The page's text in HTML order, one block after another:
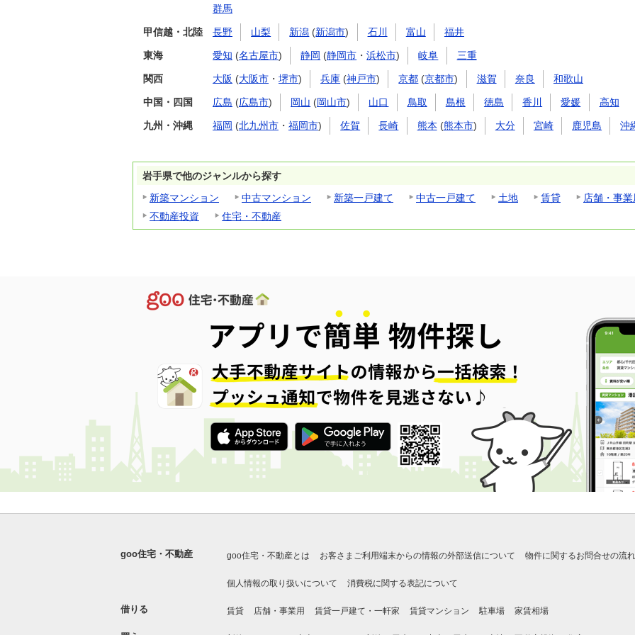
群馬
甲信越・北陸 長野 山梨 新潟 (新潟市) 石川 富山 福井
東海 愛知 (名古屋市) 静岡 (静岡市 ・浜松市) 岐阜 三重
関西 大阪 (大阪市 ・ 堺市) 兵庫 (神戸市) 京都 (京都市) 滋賀 奈良 和歌山
中国・四国 広島 (広島市) 岡山 (岡山市) 山口 鳥取 島根 徳島 香川 愛媛 高知
九州・沖縄 福岡 (北九州市 ・ 福岡市) 佐賀 長崎 熊本 (熊本市) 大分 宮崎 鹿児島 沖
岩手県で他のジャンルから探す
新築マンション
中古マンション 新築一戸建て 中古一戸建て 土地 賃貸
店舗・事業
不動産投資
住宅・不動産
goo住宅・不動産 goo住宅・不動産とは お客さまご利用端末からの情報の外部送信について 物件に関するお問合せの流れ
個人情報の取り扱いについて 消費税に関する表記について
借りる 賃貸 店舗・事業用 賃貸一戸建て・一軒家 賃貸マンション 駐車場 家賃相場